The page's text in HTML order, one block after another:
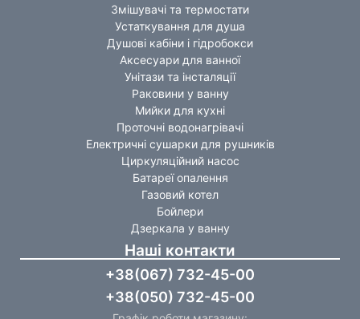
Змішувачі та термостати
Устаткування для душа
Душові кабіни і гідробокси
Аксесуари для ванної
Унітази та інсталяції
Раковини у ванну
Мийки для кухні
Проточні водонагрівачі
Електричні сушарки для рушників
Циркуляційний насос
Батареї опалення
Газовий котел
Бойлери
Дзеркала у ванну
Наші контакти
+38(067) 732-45-00
+38(050) 732-45-00